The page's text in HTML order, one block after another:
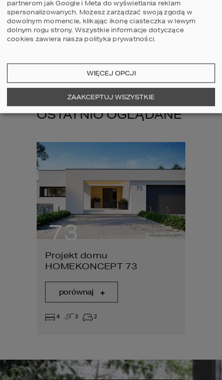
ZOBACZ WIĘCEJ
OSTATNIO OGLĄDANE
73
Projekt domu
HOMEKONCEPT 73
porównaj
4 3 2
partnerom jak Google i Meta do wyświetlania reklam
spersonalizowanych. Możesz zarządzać swoją zgodą w
dowolnym momencie, klikając ikonę ciasteczka w lewym
dolnym rogu strony. Wszystkie informacje dotyczące
cookies zawiera nasza polityka prywatności.
WIĘCEJ OPCJI
ZAAKCEPTUJ WSZYSTKIE